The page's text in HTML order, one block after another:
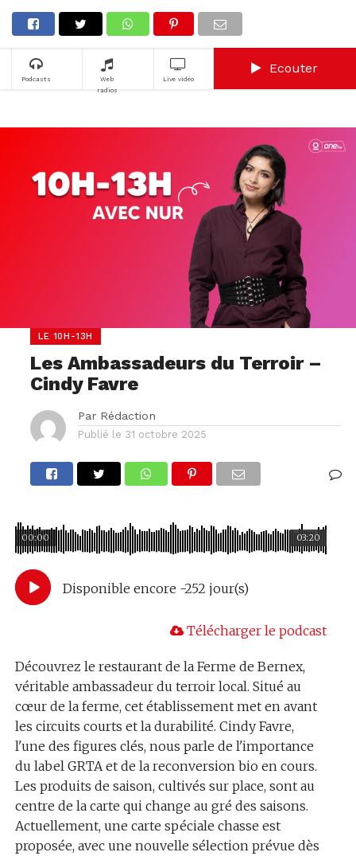
Podcasts
Web
radios
Live vidéo
Ecouter
LE 10H-13H
Les Ambassadeurs du Terroir –
Cindy Favre
Par Rédaction
Publié le 31 octobre 2025
03:20
00:00
Disponible encore -252 jour(s)
Télécharger le podcast
Découvrez le restaurant de la Ferme de Bernex,
véritable ambassadeur du terroir local. Situé au
cœur de la ferme, cet établissement met en avant
les circuits courts et la durabilité. Cindy Favre,
l'une des figures clés, nous parle de l'importance
du label GRTA et de la reconversion bio en cours.
Les produits de saison, cultivés sur place, sont au
centre de la carte qui change au gré des saisons.
Actuellement, une carte spéciale chasse est
proposée, avec une nouvelle sélection prévue dès